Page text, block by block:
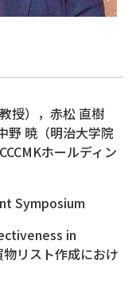
授），赤松 直樹
野 暁（明治大学院
ホールディン
Symposium
in
リスト作成におけ